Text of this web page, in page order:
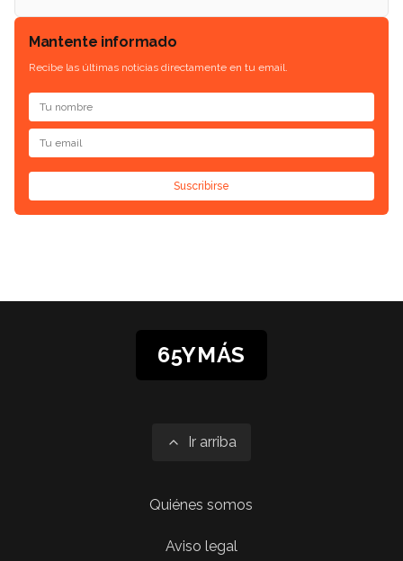
Mantente informado
Recibe las últimas noticias directamente en tu email.
Suscribirse
65YMÁS
Ir arriba
Quiénes somos
Aviso legal